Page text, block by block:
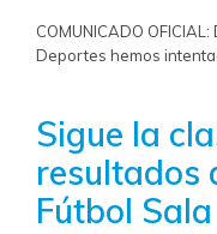
COMUNICADO
Deportes hemos
Sigue la
resultados
Fútbol Sala